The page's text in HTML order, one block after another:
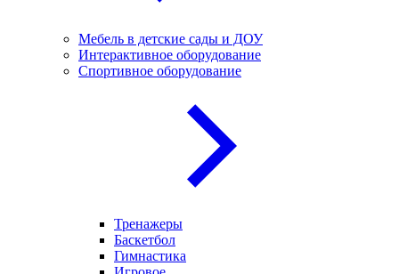
Мебель в детские сады и ДОУ
Интерактивное оборудование
Спортивное оборудование
Тренажеры
Баскетбол
Гимнастика